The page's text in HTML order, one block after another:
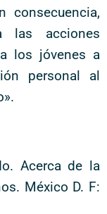
consecuencia,
las acciones
los jóvenes a
personal al
Acerca de la
México D. F: